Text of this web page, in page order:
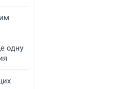
одну